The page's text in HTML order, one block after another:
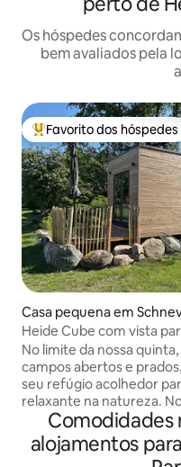
Os hóspedes
bem avaliados pela
Favoritos dos hóspedes
Favorito dos hóspedes
Casa pequena em
en
Heide Cube com vista
charneca de Lüneburg
No limite da nossa
campos abertos e
seu refúgio acolhedor
relaxante na natureza.
vitelos pastam nas
enquanto as abelhas
prado de flores
Comodidades
alojamentos